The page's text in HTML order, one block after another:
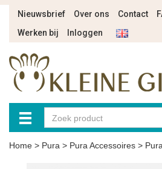
Nieuwsbrief Over ons Contact
Werken bij
Inloggen
Home > Pura > Pura Accessoires >